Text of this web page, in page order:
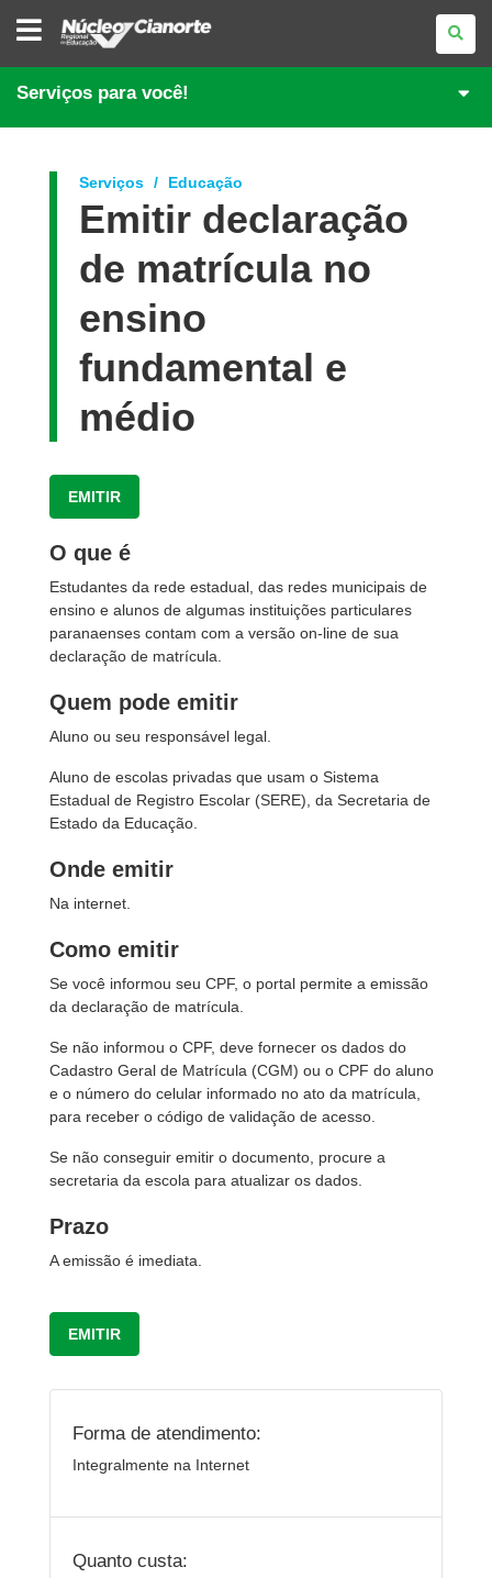
NÚCLEO
REGIONAL
EDUCAÇÃO
DE
CIANORTE
Serviços para você!
Serviços Educação
Emitir declaração
de matrícula no
ensino
fundamental e
médio
EMITIR
O que é
Estudantes da rede estadual, das redes municipais de
ensino e alunos de algumas instituições particulares
paranaenses contam com a versão on-line de sua
declaração de matrícula.
Quem pode emitir
Aluno ou seu responsável legal.
Aluno de escolas privadas que usam o Sistema
Estadual de Registro Escolar (SERE), da Secretaria de
Estado da Educação.
Onde emitir
Na internet.
Como emitir
Se você informou seu CPF, o portal permite a emissão
da declaração de matrícula.
Se não informou o CPF, deve fornecer os dados do
Cadastro Geral de Matrícula (CGM) ou o CPF do aluno
e o número do celular informado no ato da matrícula,
para receber o código de validação de acesso.
Se não conseguir emitir o documento, procure a
secretaria da escola para atualizar os dados.
Prazo
A emissão é imediata.
EMITIR
Forma de atendimento:
Integralmente na Internet
Quanto custa: